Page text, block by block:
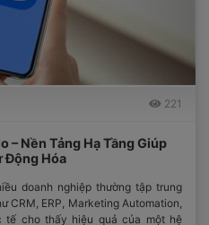
221
– Nền Tảng Hạ Tầng Giúp
Động Hóa
doanh nghiệp thường tập trung
CRM, ERP, Marketing Automation,
tế cho thấy hiệu quả của một hệ